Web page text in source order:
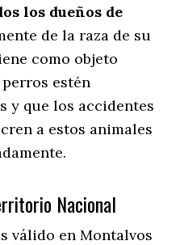
los dueños de
de la raza de su
como objeto
estén
y que los accidentes
a estos animales
Nacional
válido en Montalvos